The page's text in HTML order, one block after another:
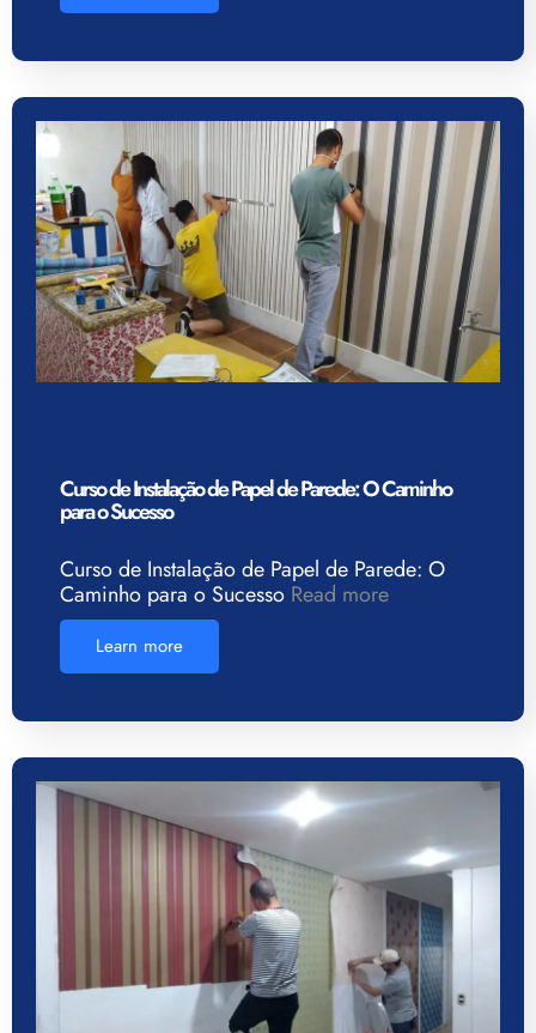
Curso de Instalação de Papel de Parede: O Caminho
para o Sucesso
Curso de Instalação de Papel de Parede: O
Caminho para o Sucesso Read more
Learn more